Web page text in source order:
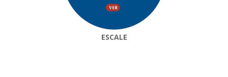
ESCALE